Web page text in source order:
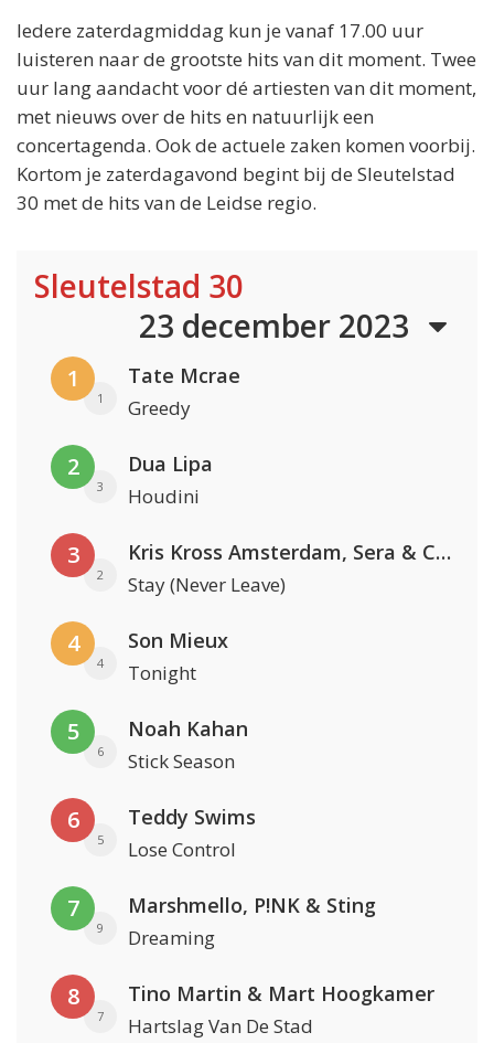
Iedere zaterdagmiddag kun je vanaf 17.00 uur
luisteren naar de grootste hits van dit moment. Twee
uur lang aandacht voor dé artiesten van dit moment,
met nieuws over de hits en natuurlijk een
concertagenda. Ook de actuele zaken komen voorbij.
Kortom je zaterdagavond begint bij de Sleutelstad
30 met de hits van de Leidse regio.
Sleutelstad 30
23 december 2023
1
1
Tate Mcrae
Greedy
2
3
Dua Lipa
Houdini
3
2
Kris Kross Amsterdam, Sera & Conor Maynard
Stay (Never Leave)
4
4
Son Mieux
Tonight
5
6
Noah Kahan
Stick Season
6
5
Teddy Swims
Lose Control
7
9
Marshmello, P!NK & Sting
Dreaming
8
7
Tino Martin & Mart Hoogkamer
Hartslag Van De Stad